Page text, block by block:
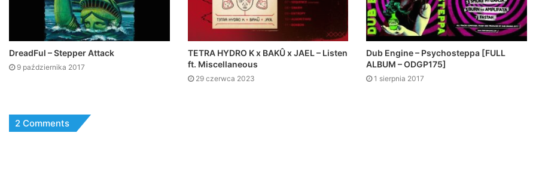
DreadFul – Stepper Attack
9 października 2017
TETRA HYDRO K x BAKÛ x JAEL – Listen
ft. Miscellaneous
29 czerwca 2023
Dub Engine – Psychosteppa [FULL
ALBUM – ODGP175]
1 sierpnia 2017
2 Comments